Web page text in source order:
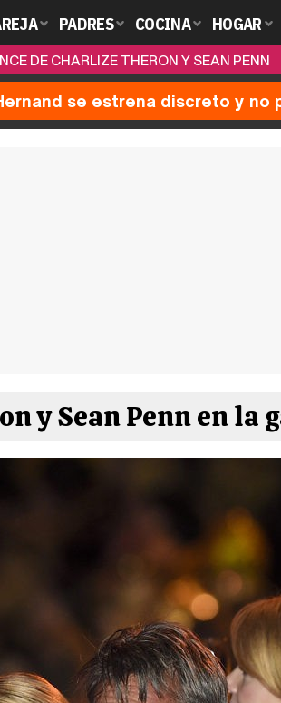
PADRES COCINA HOGAR
DE CHARLIZE THERON Y SEAN PENN
se estrena discreto y no
y Sean Penn en la